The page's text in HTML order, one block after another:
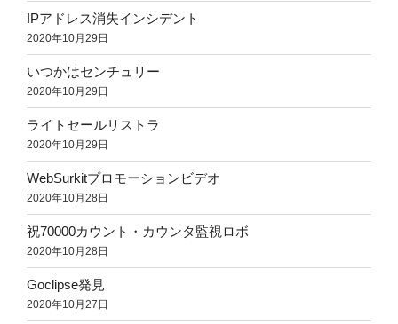
IPアドレス消失インシデント
2020年10月29日
いつかはセンチュリー
2020年10月29日
ライトセールリストラ
2020年10月29日
WebSurkitプロモーションビデオ
2020年10月28日
祝70000カウント・カウンタ監視ロボ
2020年10月28日
Goclipse発見
2020年10月27日